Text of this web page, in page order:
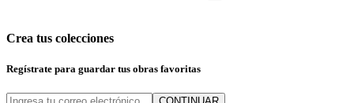
Crea tus colecciones
Regístrate para guardar tus obras favoritas